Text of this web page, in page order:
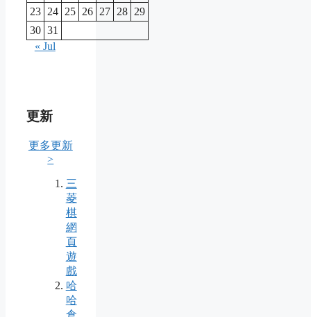
23 24 25 26 27 28 29
30 31
« Jul
更新
更多更新
>
三
菱
棋
網
頁
遊
戲
哈
哈
倉